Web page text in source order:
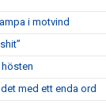
i motvind
med ett enda ord